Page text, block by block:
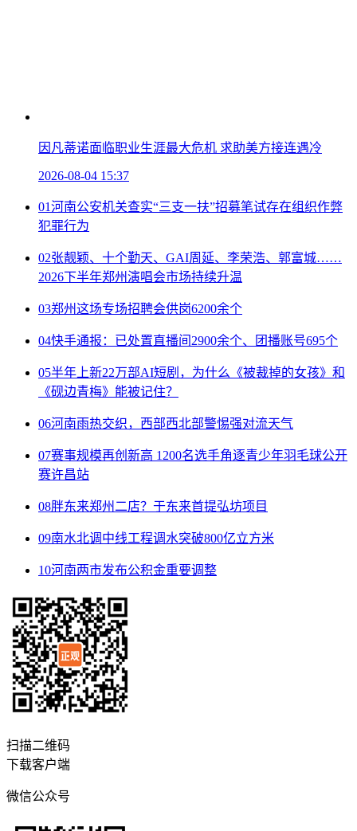
因凡蒂诺面临职业生涯最大危机 求助美方接连遇冷
2026-08-04 15:37
01河南公安机关查实“三支一扶”招募笔试存在组织作弊
犯罪行为
02张靓颖、十个勤天、GAI周延、李荣浩、郭富城……
2026下半年郑州演唱会市场持续升温
03郑州这场专场招聘会供岗6200余个
04快手通报：已处置直播间2900余个、团播账号695个
05半年上新22万部AI短剧，为什么《被裁掉的女孩》和
《砚边青梅》能被记住？
06河南雨热交织，西部西北部警惕强对流天气
07赛事规模再创新高 1200名选手角逐青少年羽毛球公开
赛许昌站
08胖东来郑州二店？于东来首提弘坊项目
09南水北调中线工程调水突破800亿立方米
10河南两市发布公积金重要调整
扫描二维码
下载客户端
微信公众号